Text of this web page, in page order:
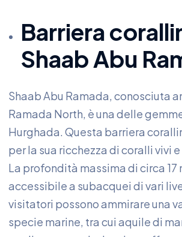
Barriera
Shaab Abu
Shaab Abu Ramada, conosciuta
Ramada North, è una delle
Hurghada. Questa barriera
per la sua ricchezza di coralli vivi
La profondità massima di circa 17
accessibile a subacquei di vari
visitatori possono ammirare una
specie marine, tra cui aquile di